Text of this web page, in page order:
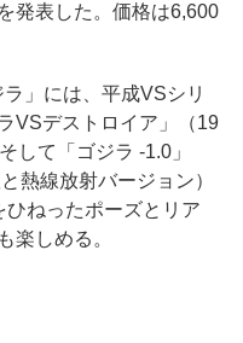
発表した。価格は6,600
」には、平成VSシリ
VSデストロイア」（19
して「ゴジラ -1.0」
熱線放射バージョン）
ねったポーズとリア
楽しめる。